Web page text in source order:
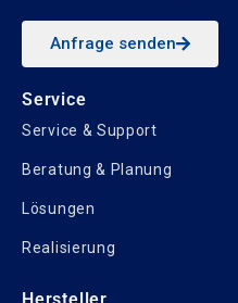
Anfrage senden
Service
Service & Support
Beratung & Planung
Lösungen
Realisierung